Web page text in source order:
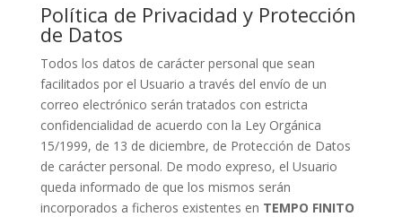
Política de Privacidad y Protección
de Datos
Todos los datos de carácter personal que sean
facilitados por el Usuario a través del envío de un
correo electrónico serán tratados con estricta
confidencialidad de acuerdo con la Ley Orgánica
15/1999, de 13 de diciembre, de Protección de Datos
de carácter personal. De modo expreso, el Usuario
queda informado de que los mismos serán
incorporados a ficheros existentes en TEMPO FINITO